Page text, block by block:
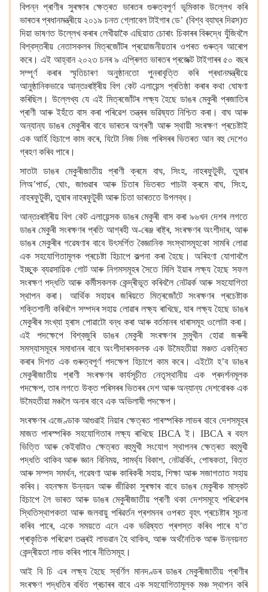
বিপন্ন প্ৰাণীৰ সুৰক্ষাৰ ক্ষেত্ৰত ভাৰতৰ গুৰুত্বপূৰ্ণ ভূমিকাক উল্লেখ কৰি
ভাৰতৰ প্ৰধানমন্ত্ৰীয়ে ২০১৯ চনত গ্লোবেল টাইগাৰ ডে’ (বিশ্ব ব্যাঘ্ৰ দিৱস)ত
দিয়া ভাষণত উল্লেখ কৰাৰ লেখীয়াকৈ এছিয়াত চোৰাং চিকাৰৰ বিৰুদ্ধে যুঁজিবলৈ
বিশ্বস্তৰীয় নেতাসকলৰ মিত্ৰজোঁটৰ প্ৰয়োজনীয়তাৰ ওপৰত গুৰুত্ব আৰোপ
কৰে। এই আহ্বান ২০২৩ চনৰ ৯ এপ্ৰিলত ভাৰতৰ প্ৰজেক্ট টাইগাৰৰ ৫০ বছৰ
সম্পূৰ্ণ কৰাৰ স্মৃতিচাৰণ অনুষ্ঠানতো পুনৰাবৃত্তি কৰি প্ৰধানমন্ত্ৰীয়ে
আনুষ্ঠানিকভাৱে আন্তঃৰাষ্ট্ৰীয় বিগ কেট এলায়েন্স প্ৰতিষ্ঠা কৰাৰ কথা ঘোষণা
কৰিছিল। উল্লেখ্য যে এই মিত্ৰজোঁটৰ লক্ষ্য হৈছে ডাঙৰ মেকুৰী প্ৰজাতিৰ
প্ৰাণী আৰু ইহঁতে বাস কৰা পৰিৱেশ তন্ত্ৰৰ ভৱিষ্যত নিশ্চিত কৰা। বাঘ আৰু
অন্যান্য ডাঙৰ মেকুৰীৰ বাবে ভাৰতৰ অগ্ৰণী আৰু স্থায়ী সংৰক্ষণ প্ৰচেষ্টাই
এক আৰ্হি হিচাপে কাম কৰে, যিটো নিজ নিজ পৰিসৰৰ ভিতৰত আন বহু দেশেও
গ্ৰহণ কৰিব পাৰে।
সাতটা ডাঙৰ মেকুৰীজাতীয় প্ৰাণী ক্ৰমে বাঘ, সিংহ, নাহৰফুটুকী, তুষাৰ
লিঅ’পাৰ্ড, ঘোং, জাগুৱাৰ আৰু চিতাৰ ভিতৰত পাচটা ক্ৰমে বাঘ, সিংহ,
নাহৰফুটুকী, তুষাৰ নাহৰফুটুকী আৰু চিতা ভাৰততে উপলব্ধ।
আন্তঃৰাষ্ট্ৰীয় বিগ কেট এলায়েন্সক ডাঙৰ মেকুৰী বাস কৰা ৯৬খন দেশৰ লগতে
ডাঙৰ মেকুৰী সংৰক্ষণৰ প্ৰতি আগ্ৰহী অ-ৰেঞ্জ ৰাষ্ট্ৰ, সংৰক্ষণৰ অংশীদাৰ, আৰু
ডাঙৰ মেকুৰীৰ গৱেষণাৰ বাবে উৎসৰ্গিত বৈজ্ঞানিক সংস্থাসমূহকো সামৰি লোৱা
এক সহযোগিতামূলক প্ৰচেষ্টা হিচাপে কল্পনা কৰা হৈছে।
অৰিহণা যোগাবলৈ
ইচ্ছুক ব্যৱসায়িক গোট আৰু নিগমসমূহৰ সৈতে মিলি ইয়াৰ লক্ষ্য হৈছে সফল
সংৰক্ষণ পদ্ধতি আৰু কৰ্মীসকলক কেন্দ্ৰীভূত কৰিবলৈ নেটৱৰ্ক আৰু সহযোগিতা
স্থাপন কৰা।
আৰ্থিক সহায়ৰ জৰিয়তে মিত্ৰজোঁটে সংৰক্ষণৰ প্ৰচেষ্টাক
শক্তিশালী কৰিবলৈ সম্পদৰ সহায় লোৱাৰ লক্ষ্য ৰাখিছে, যাৰ লক্ষ্য হৈছে ডাঙৰ
মেকুৰীৰ সংখ্যা হ্ৰাস পোৱাটো বন্ধ কৰা আৰু বৰ্তমানৰ ধাৰাসমূহ ওলোটা কৰা।
এই পদক্ষেপে বিশ্বজুৰি ডাঙৰ মেকুৰী সংৰক্ষণৰ সন্মুখীন হোৱা জৰুৰী
সমস্যাসমূহৰ সমাধানৰ বাবে অংশীদাৰসকলক এক উমৈহতীয়া মঞ্চত একত্ৰিত
কৰাৰ দিশত এক গুৰুত্বপূৰ্ণ পদক্ষেপ হিচাপে কাম কৰে।
এইটো হ’ব ডাঙৰ
মেকুৰীজাতীয় প্ৰাণী সংৰক্ষণৰ কাৰ্যসূচীত নেতৃস্থানীয় এক প্ৰদৰ্শনমূলক
পদক্ষেপ, তাৰ লগতে উক্ত পৰিসৰৰ ভিতৰৰ দেশ আৰু অন্যান্য দেশবোৰক এক
উমৈহতীয়া মঞ্চলৈ অনাৰ বাবে এক অভিলাষী পদক্ষেপ।
সংৰক্ষণৰ এজেণ্ডাক আগুৱাই নিয়াৰ ক্ষেত্ৰত পাৰস্পৰিক লাভৰ বাবে দেশসমূহৰ
মাজত পাৰস্পৰিক সহযোগিতাৰ লক্ষ্য ৰাখিছে IBCA ই। IBCA ৰ বহল
ভিত্তি আৰু কেইবাটাও ক্ষেত্ৰত বহুমুখী সংযোগ স্থাপনৰ ক্ষেত্ৰত বহুমুখী
পদ্ধতি থাকিব আৰু জ্ঞান বিনিময়, সামৰ্থ্য বিকাশ, নেটৱৰ্কিং, পোষকতা, বিত্ত
আৰু সম্পদ সমৰ্থন, গৱেষণা আৰু কাৰিকৰী সহায়, শিক্ষা আৰু সজাগতাত সহায়
কৰিব।
বহনক্ষম উন্নয়ন আৰু জীৱিকা সুৰক্ষাৰ বাবে ডাঙৰ মেকুৰীক মাস্কট
হিচাপে লৈ ভাৰত আৰু ডাঙৰ মেকুৰীজাতীয় প্ৰাণী থকা দেশসমূহে পৰিৱেশৰ
স্থিতিস্থাপকতা আৰু জলবায়ু পৰিৱৰ্তন প্ৰশমনৰ ওপৰত বৃহৎ প্ৰচেষ্টাৰ সূচনা
কৰিব পাৰে, একে সময়তে এনে এক ভৱিষ্যত প্ৰশস্ত কৰিব পাৰে য’ত
প্ৰাকৃতিক পৰিৱেশ তন্ত্ৰই লাভৱান হৈ থাকিব, আৰু অৰ্থনৈতিক আৰু উন্নয়নত
কেন্দ্ৰীয়তা লাভ কৰিব পাৰে নীতিসমূহ।
আই বি চি এৰ লক্ষ্য হৈছে স্বৰ্ণিল মানদণ্ডৰ ডাঙৰ মেকুৰীজাতীয় প্ৰাণীৰ
সংৰক্ষণ পদ্ধতিৰ বৰ্ধিত প্ৰচাৰৰ বাবে এক সহযোগিতামূলক মঞ্চ স্থাপন কৰি